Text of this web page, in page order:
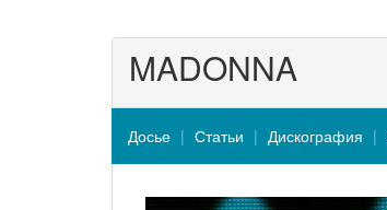
MADONNA
Досье Статьи Дискография